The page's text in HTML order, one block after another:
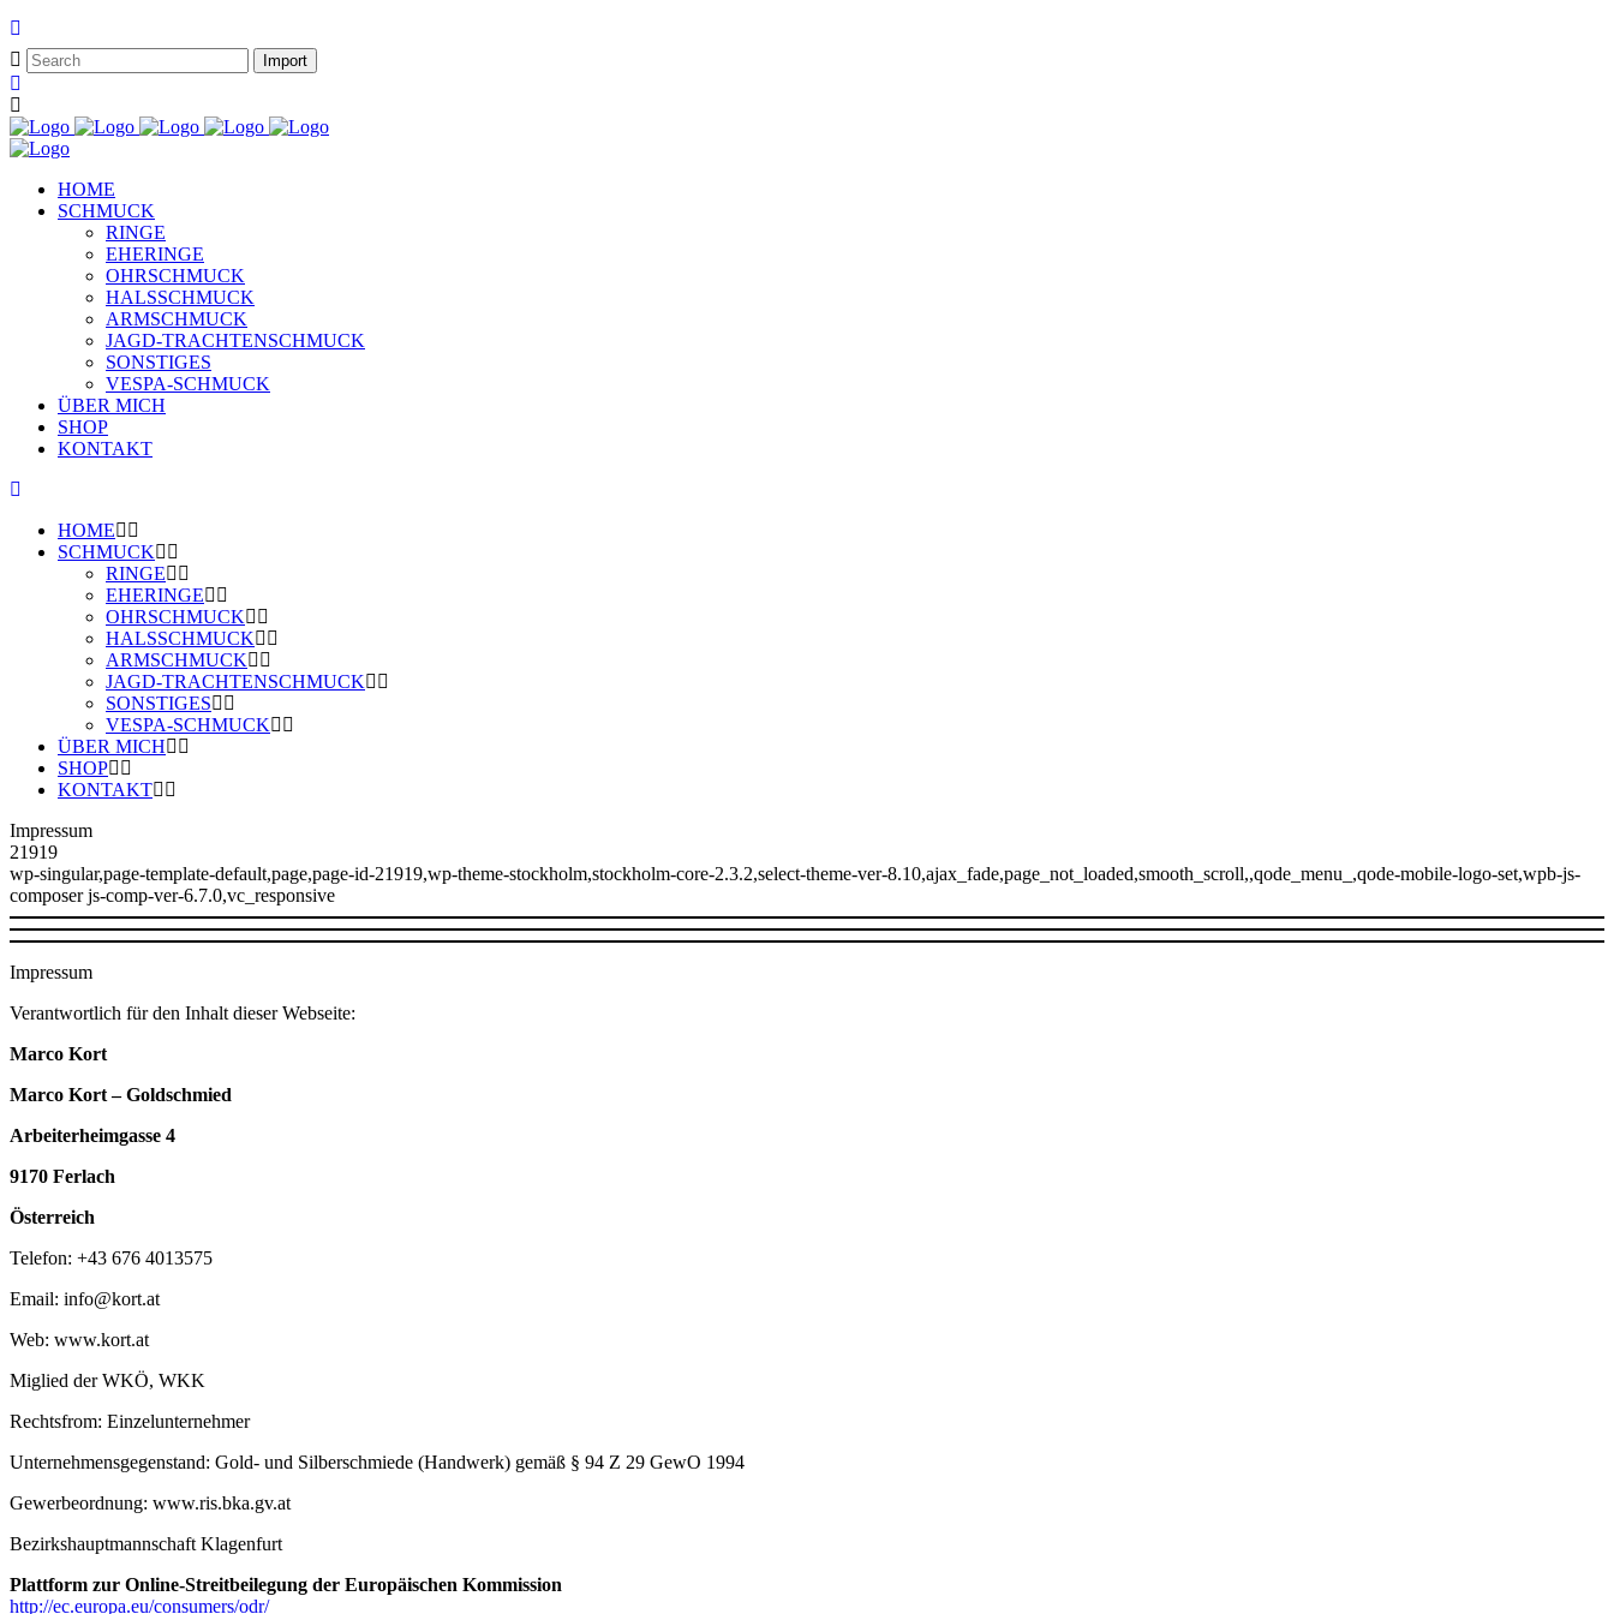
HOME
SCHMUCK
RINGE
EHERINGE
OHRSCHMUCK
HALSSCHMUCK
ARMSCHMUCK
JAGD-TRACHTENSCHMUCK
SONSTIGES
VESPA-SCHMUCK
ÜBER MICH
SHOP
KONTAKT
HOME
SCHMUCK
RINGE
EHERINGE
OHRSCHMUCK
HALSSCHMUCK
ARMSCHMUCK
JAGD-TRACHTENSCHMUCK
SONSTIGES
VESPA-SCHMUCK
ÜBER MICH
SHOP
KONTAKT
Impressum
21919
wp-singular,page-template-default,page,page-id-21919,wp-theme-stockholm,stockholm-core-2.3.2,select-theme-ver-8.10,ajax_fade,page_not_loaded,smooth_scroll,,qode_menu_,qode-mobile-logo-set,wpb-js-
composer js-comp-ver-6.7.0,vc_responsive
Impressum
Verantwortlich für den Inhalt dieser Webseite:
Marco Kort
Marco Kort – Goldschmied
Arbeiterheimgasse 4
9170 Ferlach
Österreich
Telefon: +43 676 4013575
Email: info@kort.at
Web: www.kort.at
Miglied der WKÖ, WKK
Rechtsfrom: Einzelunternehmer
Unternehmensgegenstand: Gold- und Silberschmiede (Handwerk) gemäß § 94 Z 29 GewO 1994
Gewerbeordnung: www.ris.bka.gv.at
Bezirkshauptmannschaft Klagenfurt
Plattform zur Online-Streitbeilegung der Europäischen Kommission
http://ec.europa.eu/consumers/odr/